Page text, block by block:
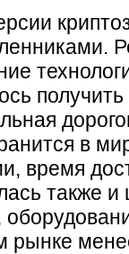
в
время
также и
рынке